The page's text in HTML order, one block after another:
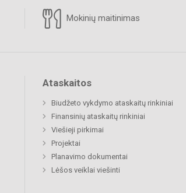
Mokinių maitinimas
Ataskaitos
Biudžeto vykdymo ataskaitų rinkiniai
Finansinių ataskaitų rinkiniai
Viešieji pirkimai
Projektai
Planavimo dokumentai
Lėšos veiklai viešinti